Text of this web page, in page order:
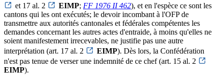
et 17 al. 2
EIMP; FF 1976 II 462), et en l'espèce ce sont les
cantons qui les ont exécutés; le devoir incombant à l'OFP de
transmettre aux autorités cantonales et fédérales compétentes les
demandes concernant les autres actes d'entraide, à moins qu'elles ne
soient manifestement irrecevables, ne justifie pas une autre
interprétation (art. 17 al. 2
EIMP). Dès lors, la Confédération
n'est pas tenue de verser une indemnité de ce chef (art. 15 al. 2
EIMP).